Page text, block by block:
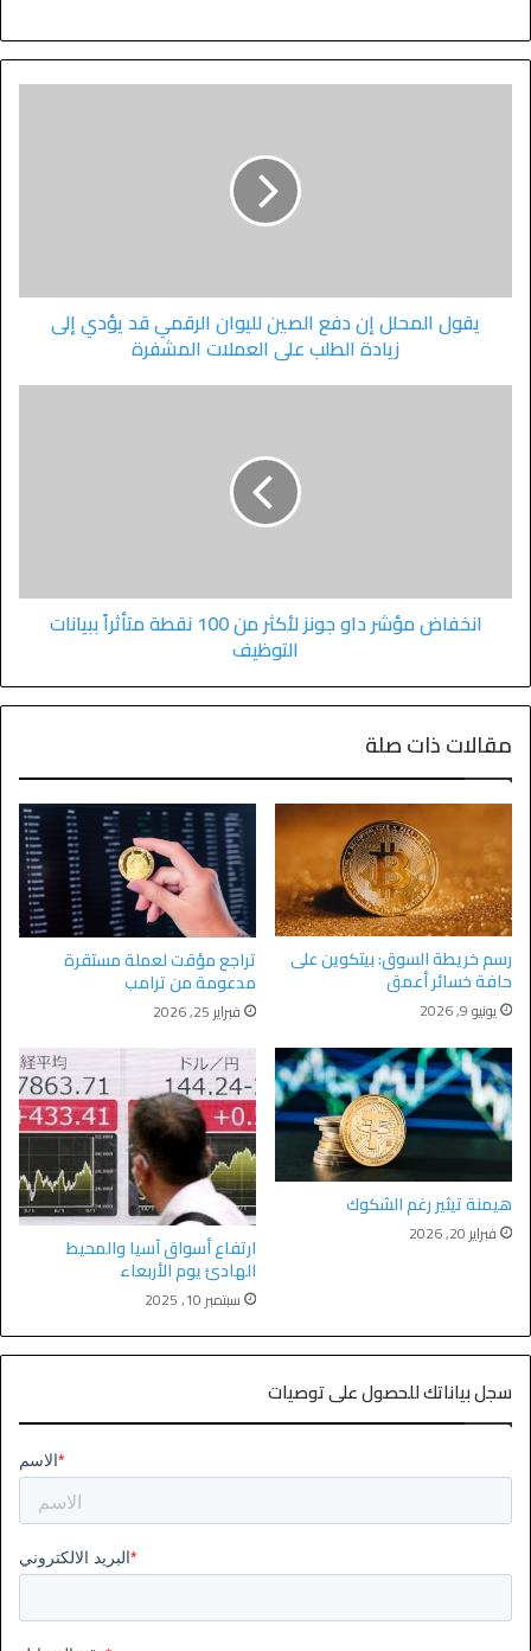
يقول المحلل إن دفع الصين لليوان الرقمي قد يؤدي إلى
زيادة الطلب على العملات المشفرة
انخفاض مؤشر داو جونز لأكثر من 100 نقطة متأثراً ببيانات
التوظيف
مقالات ذات صلة
رسم خريطة السوق: بيتكوين على
حافة خسائر أعمق
يونيو 9, 2026
تراجع مؤقت لعملة مستقرة
مدعومة من ترامب
فبراير 25, 2026
هيمنة تيثير رغم الشكوك
فبراير 20, 2026 ارتفاع أسواق آسيا والمحيط
الهادئ يوم الأربعاء
سبتمبر 10, 2025
سجل بياناتك للحصول على توصيات